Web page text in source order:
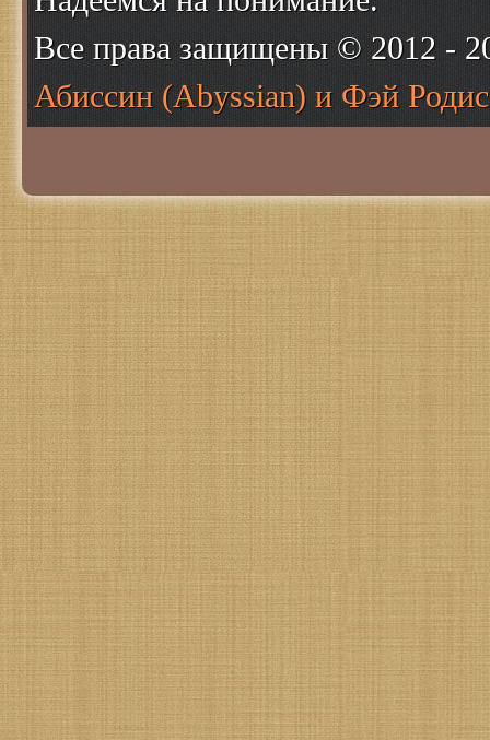
Все права защищены © 2012 -
Абиссин (Abyssian) и Фэй